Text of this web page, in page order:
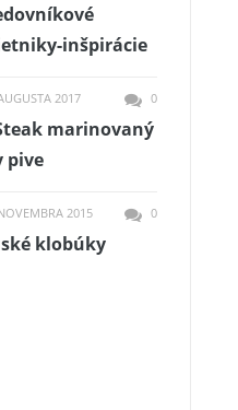
inšpirácie
2017 0
marinovaný
pive
2015 0
klobúky